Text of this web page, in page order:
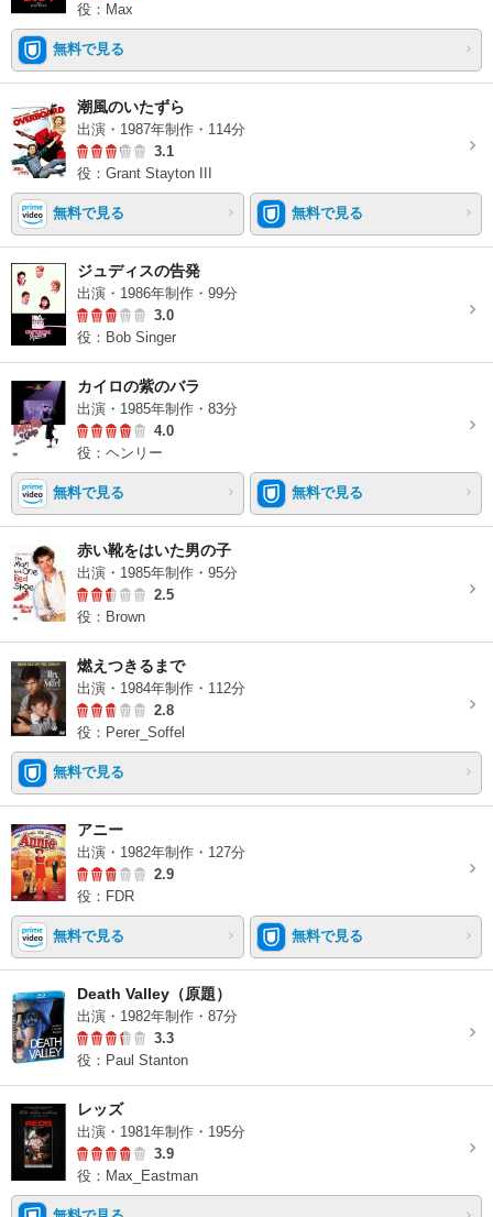
役：Max
無料で見る
潮風のいたずら
出演・1987年制作・114分
3.1
役：Grant Stayton III
無料で見る 無料で見る
ジュディスの告発
出演・1986年制作・99分
3.0
役：Bob Singer
カイロの紫のバラ
出演・1985年制作・83分
4.0
役：ヘンリー
無料で見る 無料で見る
赤い靴をはいた男の子
出演・1985年制作・95分
2.5
役：Brown
燃えつきるまで
出演・1984年制作・112分
2.8
役：Perer_Soffel
無料で見る
アニー
出演・1982年制作・127分
2.9
役：FDR
無料で見る 無料で見る
Death Valley（原題）
出演・1982年制作・87分
3.3
役：Paul Stanton
レッズ
出演・1981年制作・195分
3.9
役：Max_Eastman